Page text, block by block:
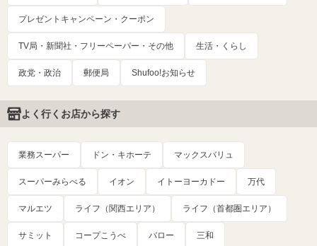
プレゼントキャンペーン・クーポン
TV局・新聞社・フリーペーパー・その他 生活・くらし
政党・政治 郵便局 Shufoo!お知らせ
よく行くお店から探す
業務スーパー ドン・キホーテ マックスバリュ
スーパーみらべる イオン イトーヨーカドー 万代
マルエツ ライフ（関西エリア） ライフ（首都圏エリア）
サミット コープこうべ バロー 三和